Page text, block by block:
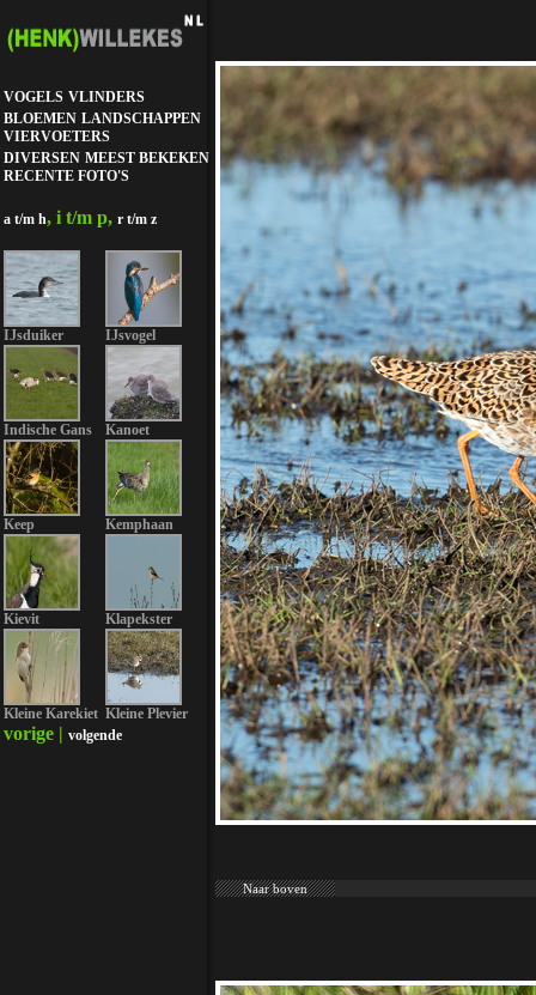
VOGELS VLINDERS
BLOEMEN LANDSCHAPPEN
VIERVOETERS
DIVERSEN MEEST BEKEKEN
RECENTE FOTO'S
a t/m h, i t/m p, r t/m z
IJsduiker IJsvogel
Indische Gans Kanoet
Keep Kemphaan
Kievit Klapekster
Kleine Karekiet Kleine Plevier
vorige | volgende
Naar boven